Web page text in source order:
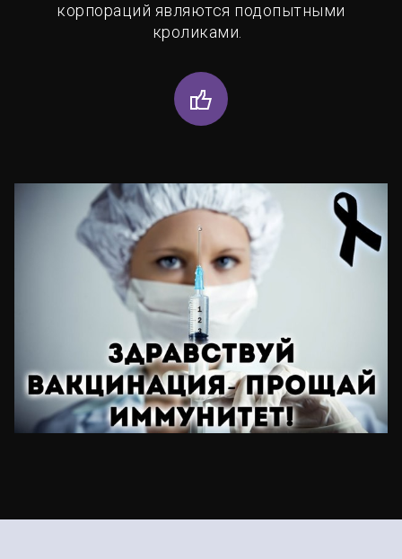
корпораций являются подопытными
кроликами.